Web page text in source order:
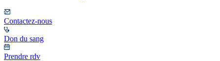
Contactez-nous
Don du sang
Prendre rdv